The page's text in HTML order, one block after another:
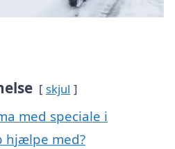
skjul
med speciale i
hjælpe med?